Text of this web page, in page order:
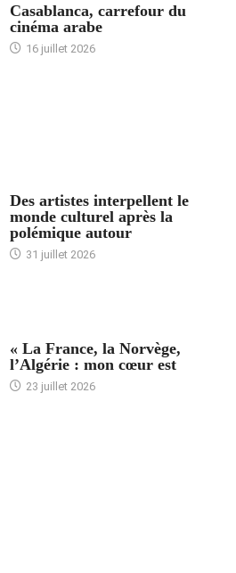
Casablanca, carrefour du
cinéma arabe
16 juillet 2026
Des artistes interpellent le
monde culturel après la
polémique autour
31 juillet 2026
« La France, la Norvège,
l’Algérie : mon cœur est
23 juillet 2026